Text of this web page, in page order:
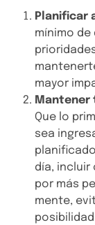
Planificar
mínimo
mayor
Mantener
Que lo
sea
día, incluir
por más
mente,